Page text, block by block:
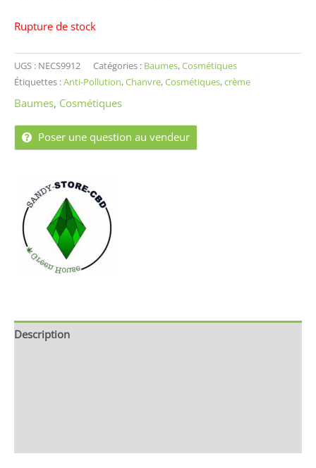
Rupture de stock
UGS : NECS9912 Catégories : Baumes,Cosmétiques
Étiquettes :Anti-Pollution,Chanvre,Cosmétiques,crème
Baumes, Cosmétiques
Poser une question au vendeur
Description